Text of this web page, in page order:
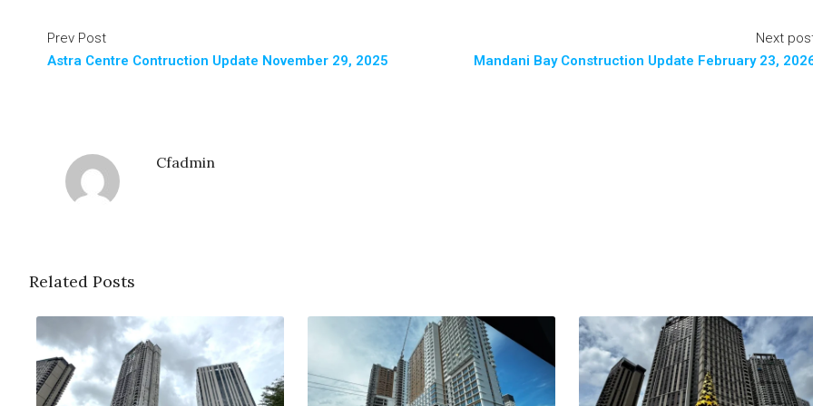
Prev Post
Astra Centre Contruction Update November 29, 2025
Next
Mandani Bay Construction Update February 23,
Cfadmin
Related Posts